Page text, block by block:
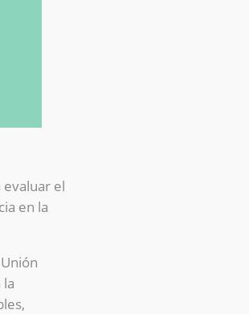
el
en la
la